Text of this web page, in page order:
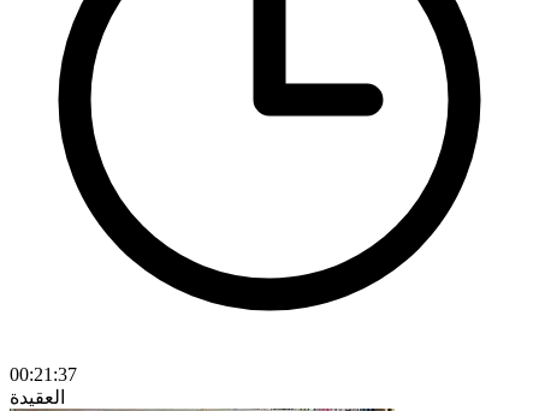
00:21:37
العقيدة